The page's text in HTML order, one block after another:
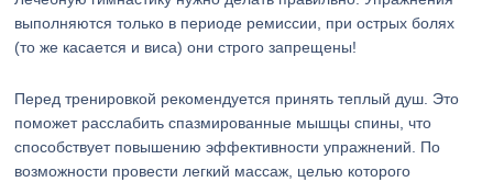
выполняются только в периоде ремиссии, при острых болях
(то же касается и виса) они строго запрещены!
Перед тренировкой рекомендуется принять теплый душ. Это
поможет расслабить спазмированные мышцы спины, что
способствует повышению эффективности упражнений. По
возможности провести легкий массаж, целью которого